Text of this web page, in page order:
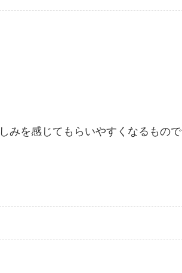
みを感じてもらいやすくなるもので